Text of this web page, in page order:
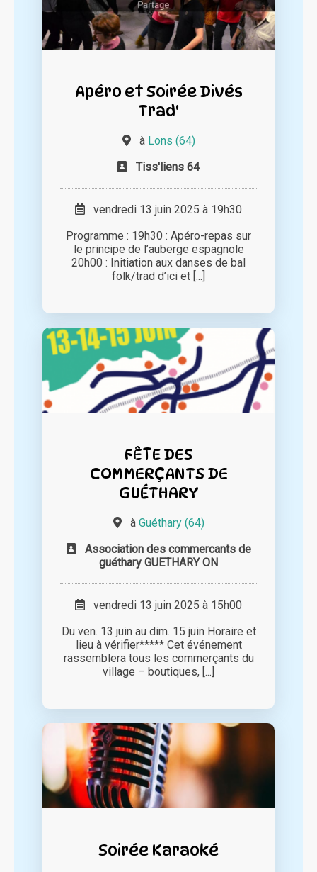
Apéro et Soirée Divés
Trad'
à Lons (64)
Tiss'liens 64
vendredi 13 juin 2025 à 19h30
Programme : 19h30 : Apéro-repas sur
le principe de l’auberge espagnole
20h00 : Initiation aux danses de bal
folk/trad d’ici et [...]
FÊTE DES
COMMERÇANTS DE
GUÉTHARY
à Guéthary (64)
Association des commercants de
guéthary GUETHARY ON
vendredi 13 juin 2025 à 15h00
Du ven. 13 juin au dim. 15 juin Horaire et
lieu à vérifier***** Cet événement
rassemblera tous les commerçants du
village – boutiques, [...]
Soirée Karaoké